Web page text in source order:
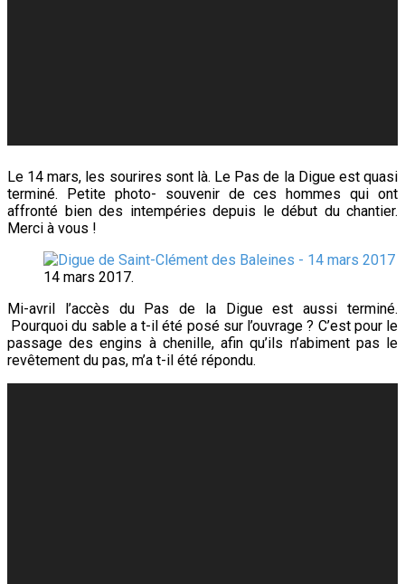
Le 14 mars, les sourires sont là. Le Pas de la Digue est quasi
terminé. Petite photo- souvenir de ces hommes qui ont
affronté bien des intempéries depuis le début du chantier.
Merci à vous !
14 mars 2017.
Mi-avril l’accès du Pas de la Digue est aussi terminé.
Pourquoi du sable a t-il été posé sur l’ouvrage ? C’est pour le
passage des engins à chenille, afin qu’ils n’abiment pas le
revêtement du pas, m’a t-il été répondu.